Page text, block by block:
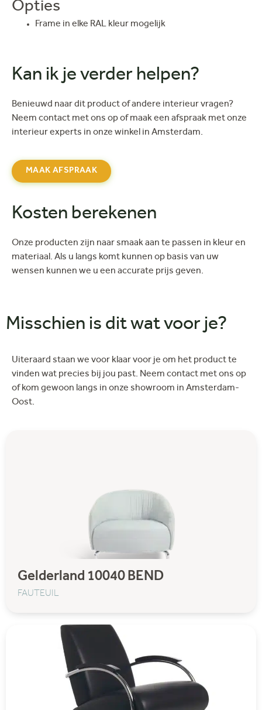
Opties
Frame in elke RAL kleur mogelijk
Kan ik je verder helpen?
Benieuwd naar dit product of andere interieur vragen?
Neem contact met ons op of maak een afspraak met onze
interieur experts in onze winkel in Amsterdam.
MAAK AFSPRAAK
Kosten berekenen
Onze producten zijn naar smaak aan te passen in kleur en
materiaal. Als u langs komt kunnen op basis van uw
wensen kunnen we u een accurate prijs geven.
Misschien is dit wat voor je?
Uiteraard staan we voor klaar voor je om het product te
vinden wat precies bij jou past. Neem contact met ons op
of kom gewoon langs in onze showroom in Amsterdam-
Oost.
Gelderland 10040 BEND
FAUTEUIL